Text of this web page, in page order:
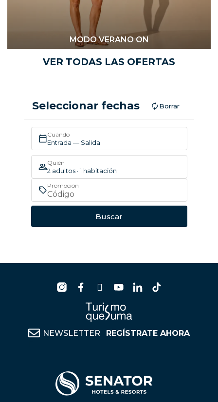
MODO VERANO ON
VER TODAS LAS OFERTAS
Seleccionar fechas Borrar
Cuándo
Entrada — Salida
Quién
2 adultos · 1 habitación
Promoción
Buscar
NEWSLETTER REGÍSTRATE AHORA